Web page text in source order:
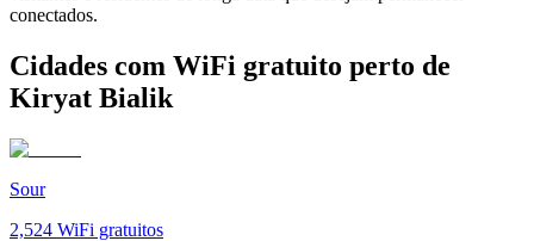
conectados.
Cidades com WiFi gratuito perto de
Kiryat Bialik
Sour
2,524 WiFi gratuitos